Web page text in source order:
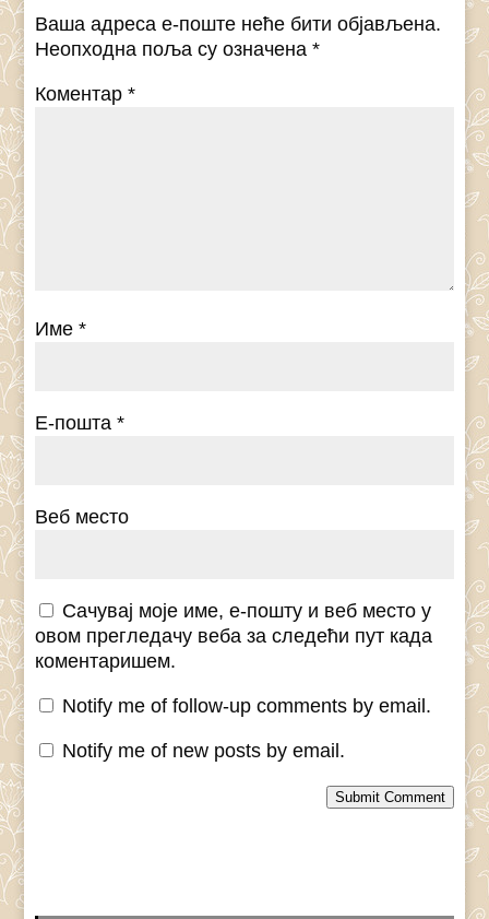
Ваша адреса е-поште неће бити објављена.
Неопходна поља су означена*
Коментар*
Име*
Е-пошта*
Веб место
Сачувај моје име, е-пошту и веб место у
овом прегледачу веба за следећи пут када
коментаришем.
Notify me of follow-up comments by email.
Notify me of new posts by email.
Submit Comment